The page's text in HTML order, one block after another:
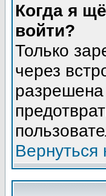
Когда я
войти?
Только
через
Вернуться